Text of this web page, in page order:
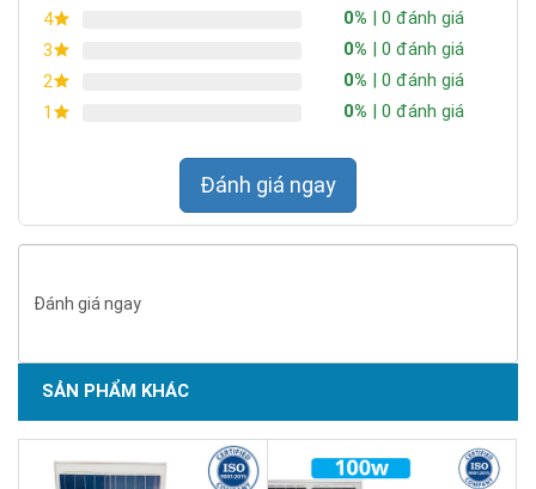
SẢN PHẨM CHẤT LƯỢNG - DỊCH VỤ TIN DÙNG LẦN VII - 2020
4
0% | 0 đánh giá
3
0% | 0 đánh giá
2
0% | 0 đánh giá
1
0% | 0 đánh giá
Đánh giá ngay
Đánh giá ngay
SẢN PHẨM KHÁC